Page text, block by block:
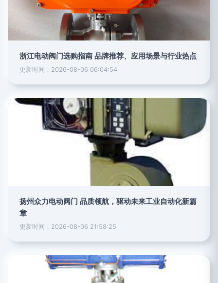
浙江电动阀门选购指南 品牌推荐、应用场景与行业热点
更新时间：2026-08-06 06:04:54
扬州众力电动阀门 品质领航，驱动未来工业自动化新篇
章
更新时间：2026-08-06 21:58:25